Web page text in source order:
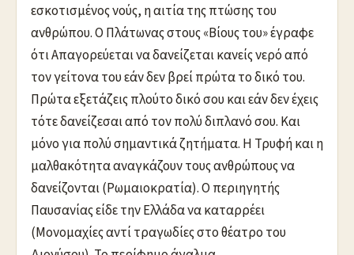
εσκοτισμένος νούς, η αιτία της πτώσης του
ανθρώπου. Ο Πλάτωνας στους «Βίους του» έγραφε
ότι Απαγορεύεται να δανείζεται κανείς νερό από
τον γείτονα του εάν δεν βρεί πρώτα το δικό του.
Πρώτα εξετάζεις πλούτο δικό σου και εάν δεν έχεις
τότε δανείζεσαι από τον πολύ διπλανό σου. Και
μόνο για πολύ σημαντικά ζητήματα. Η Τρυφή και η
μαλθακότητα αναγκάζουν τους ανθρώπους να
δανείζονται (Ρωμαιοκρατία). Ο περιηγητής
Παυσανίας είδε την Ελλάδα να καταρρέει
(Μονομαχίες αντί τραγωδίες στο θέατρο του